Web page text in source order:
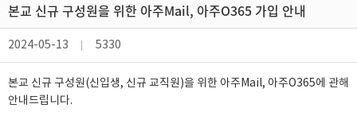
본교 신규 구성원을 위한 아주Mail, 아주O365 가입 안내
2024-05-13 5330
본교 신규 구성원(신입생, 신규 교직원)을 위한 아주Mail, 아주O365에 관해
안내드립니다.